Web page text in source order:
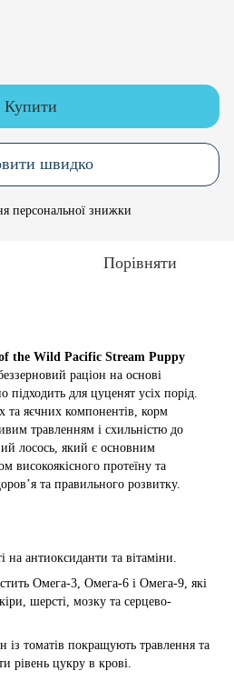
Купити
швидко
персональної знижки
Порівняти
the Wild Pacific Stream Puppy
раціон на основі
підходить для цуценят усіх порід.
та яєчних компонентів, корм
травленням і схильністю до
лосось, який є основним
високоякісного протеїну та
та правильного розвитку.
на антиоксиданти та вітаміни.
Омега-3, Омега-6 і Омега-9, які
шерсті, мозку та серцево-
із томатів покращують травлення та
рівень цукру в крові.